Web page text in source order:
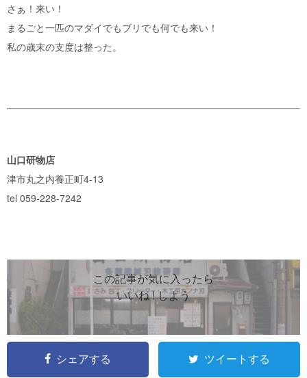
さぁ！来い！
まるごと一匹のマダイでもブリでも何でも来い！
私の歳末の支度は整った。
山口研物店
津市丸之内養正町4-13
tel 059-228-7242
この記事が気に入ったら
いいね ! しよう
シェアする ツイートする